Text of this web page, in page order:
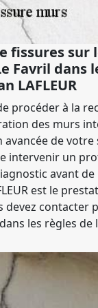
fissures sur
Favril dans
LAFLEUR
procéder à la
des murs
de
intervenir un
avant
est le
devez contacter
les règles de l